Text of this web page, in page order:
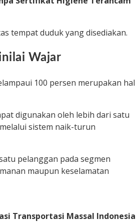
tempat duduk yang disediakan.
Wajar
100 persen merupakan hal
digunakan oleh lebih dari satu
sistem naik-turun
pelanggan pada segmen
maupun keselamatan
Transportasi Massal Indonesia